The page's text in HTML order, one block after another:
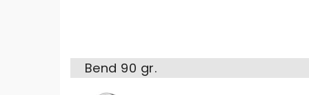
Bend 90 gr.